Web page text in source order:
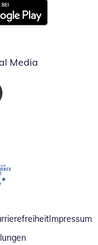
Fenster
Media
Fenster
in neuem Fenster
in neuem Fenster
Impressum